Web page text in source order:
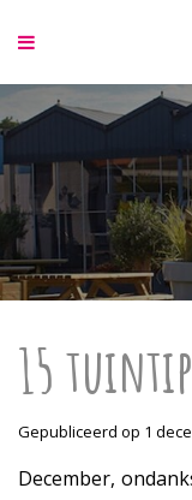
a
a
r
c
n
e
n
15
Gepubliceerd op 1
December,